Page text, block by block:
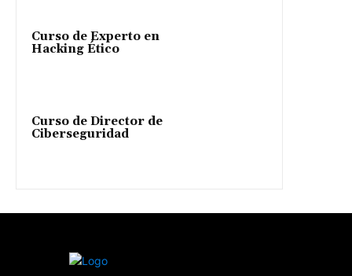
Curso de Experto en
Hacking Ético
Curso de Director de
Ciberseguridad